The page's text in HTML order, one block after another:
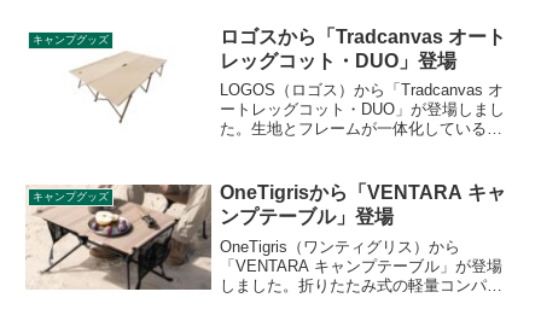
す。詳細をレビューします。
キャンプグッズ
ロゴスから「Tradcanvas オート
レッグコット・DUO」登場
LOGOS（ロゴス）から「Tradcanvas オ
ートレッグコット・DUO」が登場しまし
た。生地とフレームが一体化している組
や冷気、湿気の影響を受けにくいハイス
タイル仕様です。詳細をレビューしま
す。
キャンプグッズ
OneTigrisから「VENTARA キャ
ンプテーブル」登場
OneTigris（ワンティグリス）から
「VENTARA キャンプテーブル」が登場
しました。折りたたみ式の軽量コンパク